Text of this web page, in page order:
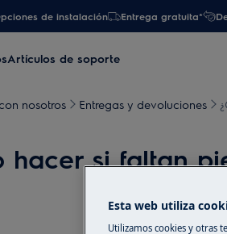
de instalación Entrega gratuita*
Artículos de soporte
nosotros Entregas y devoluciones
hacer si faltan
Esta web utiliza
Utilizamos cookies y otras